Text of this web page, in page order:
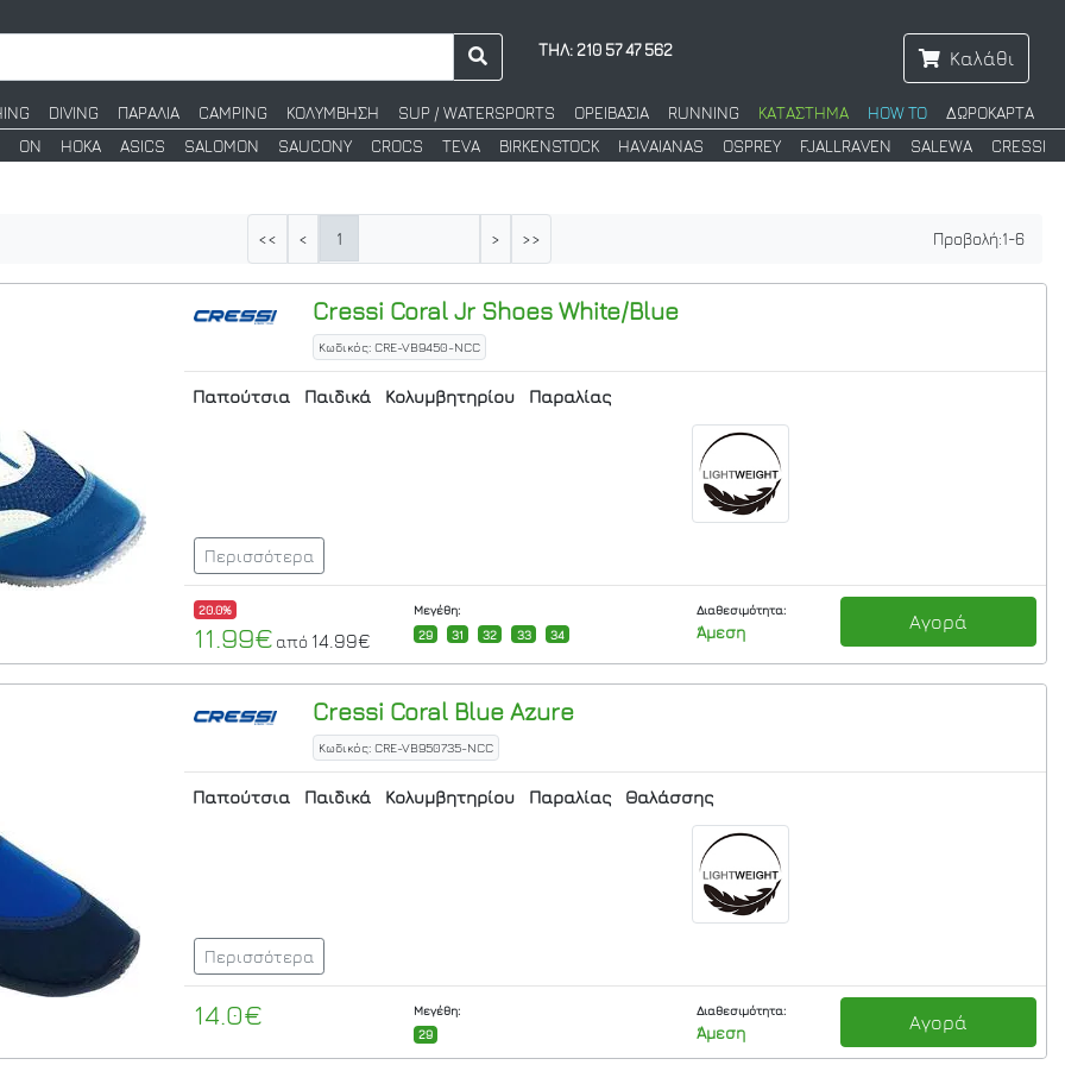
ΤΗΛ: 210 57 47 562 Καλάθι
DIVING ΠΑΡΑΛΙΑ CAMPING ΚΟΛΥΜΒΗΣΗ SUP / WATERSPORTS ΟΡΕΙΒΑΣΙΑ RUNNING ΚΑΤΑΣΤΗΜΑ HOW TO
ΔΩΡΟΚΑΡΤΑ
ON HOKA ASICS SALOMON SAUCONY CROCS TEVA BIRKENSTOCK HAVAIANAS OSPREY FJALLRAVEN SALEWA CRESSI
<< < 1 > >> Προβολή:1-6
Cressi Coral Jr Shoes White/Blue
Κωδικός: CRE-VB9450-NCC
Παπούτσια Παιδικά Κολυμβητηρίου Παραλίας
Περισσότερα
20.0%
11.99€ από 14.99€
Μεγέθη:
29
31 32 33 34
Διαθεσιμότητα:
Άμεση Αγορά
Cressi Coral Blue Azure
Κωδικός: CRE-VB950735-NCC
Παπούτσια Παιδικά Κολυμβητηρίου Παραλίας Θαλάσσης
Περισσότερα
14.0€
Μεγέθη:
29
Διαθεσιμότητα:
Άμεση Αγορά